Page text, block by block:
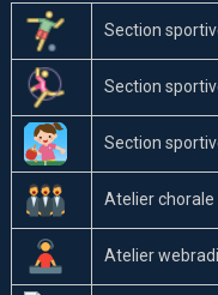
Section
Section
Section
Atelier chorale
Atelier